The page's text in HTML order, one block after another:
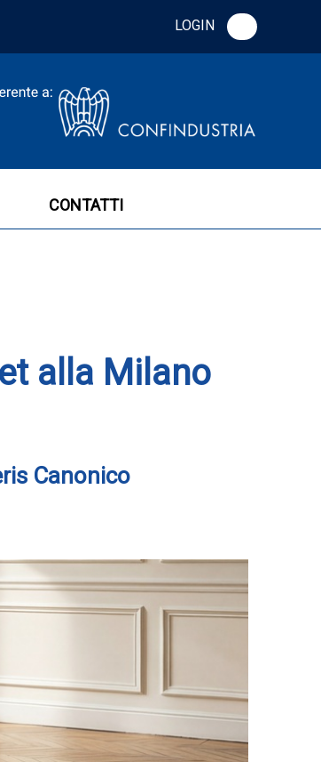
LOGIN
CONTATTI
alla Milano
Canonico